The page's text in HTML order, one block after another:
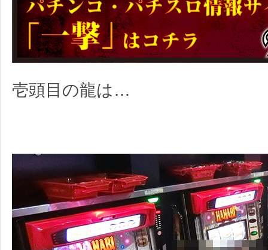
壱頭目の龍は…